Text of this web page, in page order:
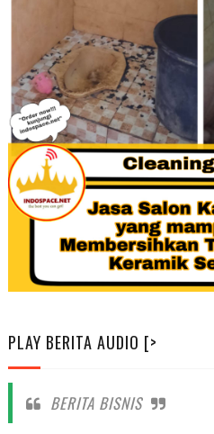
PLAY BERITA AUDIO [>
BERITA BISNIS